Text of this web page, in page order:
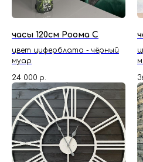
часы 120см Роома С
цвет циферблата - чёрный
муар
24 000 р.